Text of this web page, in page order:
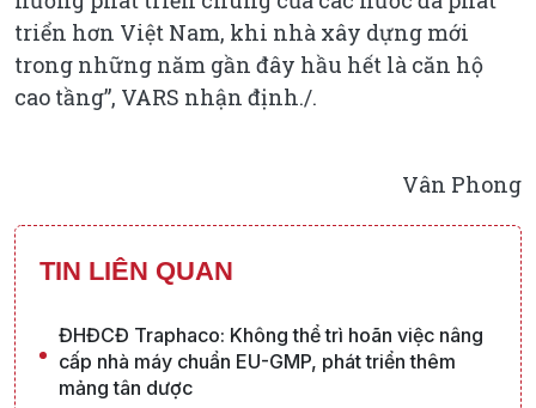
triển hơn Việt Nam, khi nhà xây dựng mới
trong những năm gần đây hầu hết là căn hộ
cao tầng”, VARS nhận định./.
Vân Phong
TIN LIÊN QUAN
ĐHĐCĐ Traphaco: Không thể trì hoãn việc nâng
cấp nhà máy chuẩn EU-GMP, phát triển thêm
mảng tân dược